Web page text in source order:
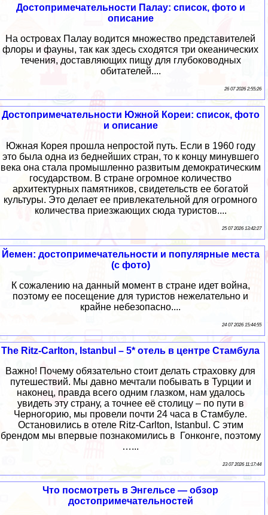
Достопримечательности Палау: список, фото и
описание
На островах Палау водится множество представителей
флоры и фауны, так как здесь сходятся три океанических
течения, доставляющих пищу для глубоководных
обитателей....
26 07 2026 2:55:26
Достопримечательности Южной Кореи: список, фото
и описание
Южная Корея прошла непростой путь. Если в 1960 году
это была одна из беднейших стран, то к концу минувшего
века она стала промышленно развитым демократическим
государством. В стране огромное количество
архитектурных памятников, свидетельств ее богатой
культуры. Это делает ее привлекательной для огромного
количества приезжающих сюда туристов....
25 07 2026 13:42:27
Йемен: достопримечательности и популярные места
(с фото)
К сожалению на данный момент в стране идет война,
поэтому ее посещение для туристов нежелательно и
крайне небезопасно....
24 07 2026 15:44:55
The Ritz-Carlton, Istanbul – 5* отель в центре Стамбула
Важно! Почему обязательно стоит делать страховку для
путешествий. Мы давно мечтали побывать в Турции и
наконец, правда всего одним глазком, нам удалось
увидеть эту страну, а точнее её столицу – по пути в
Черногорию, мы провели почти 24 часа в Стамбуле.
Остановились в отеле Ritz-Carlton, Istanbul. С этим
брендом мы впервые познакомились в Гонконге, поэтому
…...
23 07 2026 11:17:44
Что посмотреть в Энгельсе — обзор
достопримечательностей